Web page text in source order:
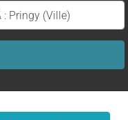
de (ville ou région)